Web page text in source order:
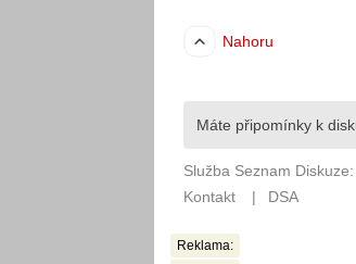
Reklama: